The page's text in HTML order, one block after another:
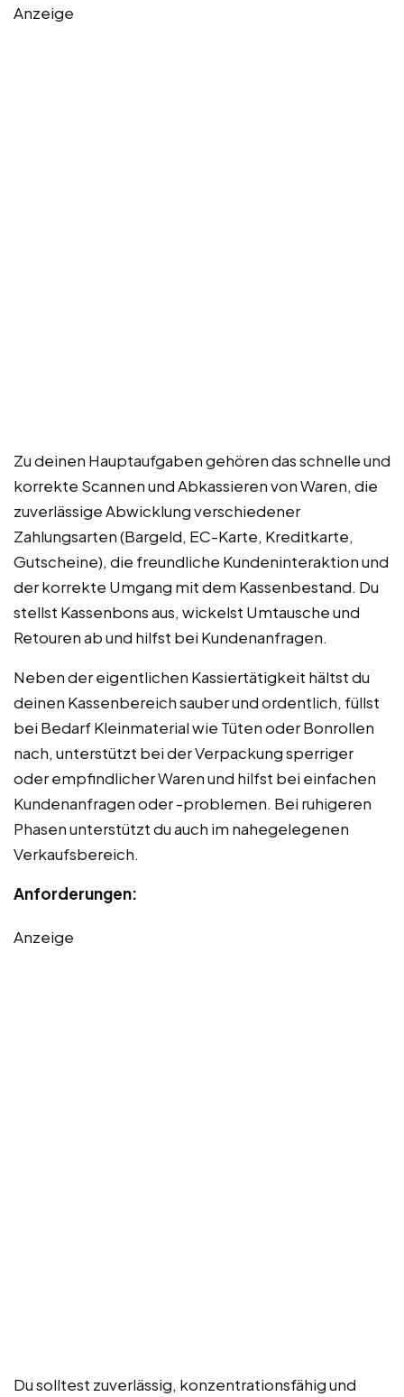
Anzeige
Zu deinen Hauptaufgaben gehören das schnelle und
korrekte Scannen und Abkassieren von Waren, die
zuverlässige Abwicklung verschiedener
Zahlungsarten (Bargeld, EC-Karte, Kreditkarte,
Gutscheine), die freundliche Kundeninteraktion und
der korrekte Umgang mit dem Kassenbestand. Du
stellst Kassenbons aus, wickelst Umtausche und
Retouren ab und hilfst bei Kundenanfragen.
Neben der eigentlichen Kassiertätigkeit hältst du
deinen Kassenbereich sauber und ordentlich, füllst
bei Bedarf Kleinmaterial wie Tüten oder Bonrollen
nach, unterstützt bei der Verpackung sperriger
oder empfindlicher Waren und hilfst bei einfachen
Kundenanfragen oder -problemen. Bei ruhigeren
Phasen unterstützt du auch im nahegelegenen
Verkaufsbereich.
Anforderungen:
Anzeige
Du solltest zuverlässig, konzentrationsfähig und